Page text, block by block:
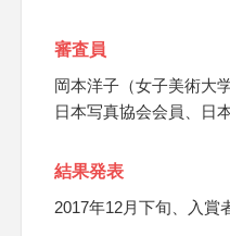
審査員
岡本洋子（女子美術大
日本写真協会会員、日
結果発表
2017年12月下旬、入賞